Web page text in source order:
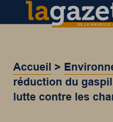
Accueil >
réduction du
lutte contre les